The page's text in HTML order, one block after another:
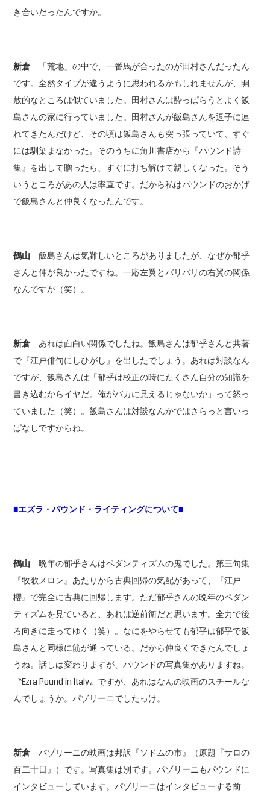
き合いだったんですか。
新倉 「荒地」の中で、一番馬が合ったのが田村さんだったん
です。全然タイプが違うように思われるかもしれませんが、開
放的なところは似ていました。田村さんは酔っぱらうとよく飯
島さんの家に行っていました。田村さんが飯島さんを逗子に連
れてきたんだけど、その頃は飯島さんも突っ張っていて、すぐ
には馴染まなかった。そのうちに角川書店から『パウンド詩
集』を出して贈ったら、すぐに打ち解けて親しくなった。そう
いうところがあの人は率直です。だから私はパウンドのおかげ
で飯島さんと仲良くなったんです。
鶴山 飯島さんは気難しいところがありましたが、なぜか郁乎
さんと仲が良かったですね。一応左翼とバリバリの右翼の関係
なんですが（笑）。
新倉 あれは面白い関係でしたね。飯島さんは郁乎さんと共著
で『江戸俳句にしひがし』を出したでしょう。あれは対談なん
ですが、飯島さんは「郁乎は校正の時にたくさん自分の知識を
書き込むからイヤだ。俺がバカに見えるじゃないか」って怒っ
ていました（笑）。飯島さんは対談なんかではさらっと言いっ
ぱなしですからね。
■エズラ・パウンド・ライティングについて■
鶴山 晩年の郁乎さんはペダンティズムの鬼でした。第三句集
『牧歌メロン』あたりから古典回帰の気配があって、『江戸
櫻』で完全に古典に回帰します。ただ郁乎さんの晩年のペダン
ティズムを見ていると、あれは逆前衛だと思います。全力で後
ろ向きに走ってゆく（笑）。なにをやらせても郁乎は郁乎で飯
島さんと同様に筋が通っている。だから仲良くできたんでしょ
うね。話しは変わりますが、パウンドの写真集がありますね。
〝Ezra Pound in Italy〟ですが、あれはなんの映画のスチールな
んでしょうか。パゾリーニでしたっけ。
新倉 パゾリーニの映画は邦訳『ソドムの市』（原題『サロの
百二十日』）です。写真集は別です。パゾリーニもパウンドに
インタビューしています。パゾリーニはインタビューする前